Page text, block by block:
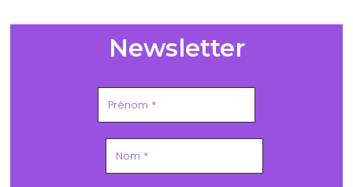
Newsletter